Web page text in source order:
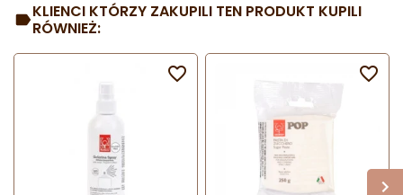
KLIENCI KTÓRZY ZAKUPILI TEN PRODUKT KUPILI
RÓWNIEŻ:
 